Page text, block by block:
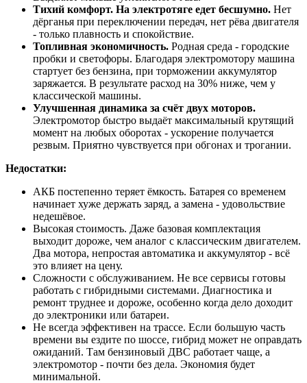
Тихий комфорт. На электротяге едет бесшумно. Нет
дёрганья при переключении передач, нет рёва двигателя
- только плавность и спокойствие.
Топливная экономичность. Родная среда - городские
пробки и светофоры. Благодаря электромотору машина
стартует без бензина, при торможении аккумулятор
заряжается. В результате расход на 30% ниже, чем у
классической машины.
Улучшенная динамика за счёт двух моторов.
Электромотор быстро выдаёт максимальный крутящий
момент на любых оборотах - ускорение получается
резвым. Приятно чувствуется при обгонах и трогании.
Недостатки:
АКБ постепенно теряет ёмкость. Батарея со временем
начинает хуже держать заряд, а замена - удовольствие
недешёвое.
Высокая стоимость. Даже базовая комплектация
выходит дороже, чем аналог с классическим двигателем.
Два мотора, непростая автоматика и аккумулятор - всё
это влияет на цену.
Сложности с обслуживанием. Не все сервисы готовы
работать с гибридными системами. Диагностика и
ремонт труднее и дороже, особенно когда дело доходит
до электроники или батареи.
Не всегда эффективен на трассе. Если большую часть
времени вы ездите по шоссе, гибрид может не оправдать
ожиданий. Там бензиновый ДВС работает чаще, а
электромотор - почти без дела. Экономия будет
минимальной.